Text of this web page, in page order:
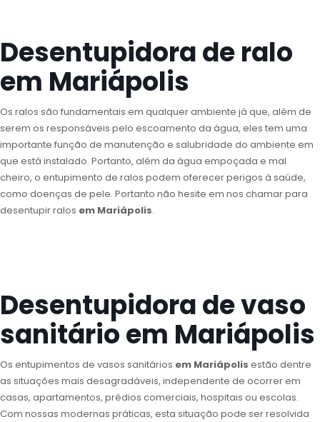
Desentupidora de ralo
em Mariápolis
Os ralos são fundamentais em qualquer ambiente já que, além de
serem os responsáveis pelo escoamento da água, eles tem uma
importante função de manutenção e salubridade do ambiente em
que está instalado. Portanto, além da água empoçada e mal
cheiro, o entupimento de ralos podem oferecer perigos à saúde,
como doenças de pele. Portanto não hesite em nos chamar para
desentupir ralos em Mariápolis.
Desentupidora de vaso
sanitário em Mariápolis
Os entupimentos de vasos sanitários em Mariápolis estão dentre
as situações mais desagradáveis, independente de ocorrer em
casas, apartamentos, prédios comerciais, hospitais ou escolas.
Com nossas modernas práticas, esta situação pode ser resolvida